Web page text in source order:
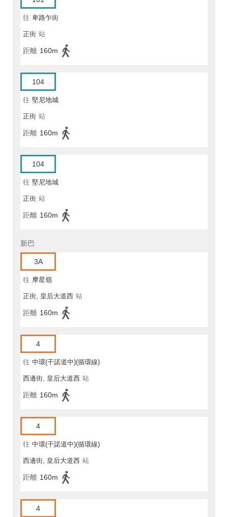
往 卑路乍街
正街 站
距離 160m
104
往 堅尼地城
正街 站
距離 160m
104
往 堅尼地城
正街 站
距離 160m
新巴
3A
往 摩星嶺
正街, 皇后大道西 站
距離 160m
4
往 中環(干諾道中)(循環線)
西邊街, 皇后大道西 站
距離 160m
4
往 中環(干諾道中)(循環線)
西邊街, 皇后大道西 站
距離 160m
4